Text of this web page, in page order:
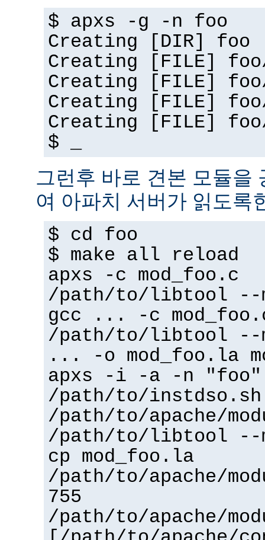
$ apxs -g -n foo
Creating [DIR] foo
Creating [FILE]
Creating [FILE] foo/
Creating [FILE]
Creating [FILE]
$ _
그런후 바로 견본 모듈을
여 아파치 서버가 읽도록
$ cd foo
$ make all reload
apxs -c mod_foo.c
/path/to/libtool --
gcc ... -c
/path/to/libtool --
... -o mod_foo.la
apxs -i -a -n "foo"
/path/to/instdso.sh
/path/to/apache/
/path/to/libtool --
cp mod_foo.la
/path/to/apache/
755
/path/to/apache/